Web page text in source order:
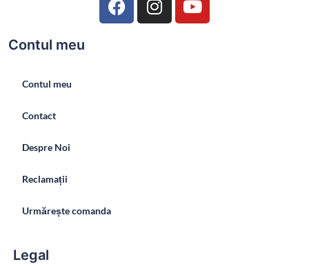
Contul meu
Contul meu
Contact
Despre Noi
Reclamații
Urmărește comanda
Legal